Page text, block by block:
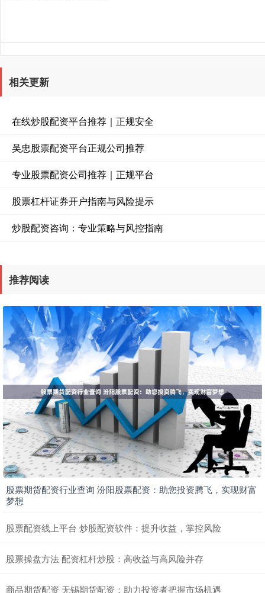
相关更新
在线炒股配资平台推荐｜正规安全
吴忠股票配资平台正规公司推荐
专业股票配资公司推荐｜正规平台
股票杠杆证券开户指南与风险提示
炒股配资咨询：专业策略与风控指南
推荐阅读
股票期货配资行业查询 汾阳股票配资：助您投资腾飞，实现财富
梦想
股票配资线上平台 炒股配资软件：提升收益，掌控风险
股票操盘方法 配资杠杆炒股：高收益与高风险并存
商品期货配资 无锡期货配资：助力投资者把握市场机遇